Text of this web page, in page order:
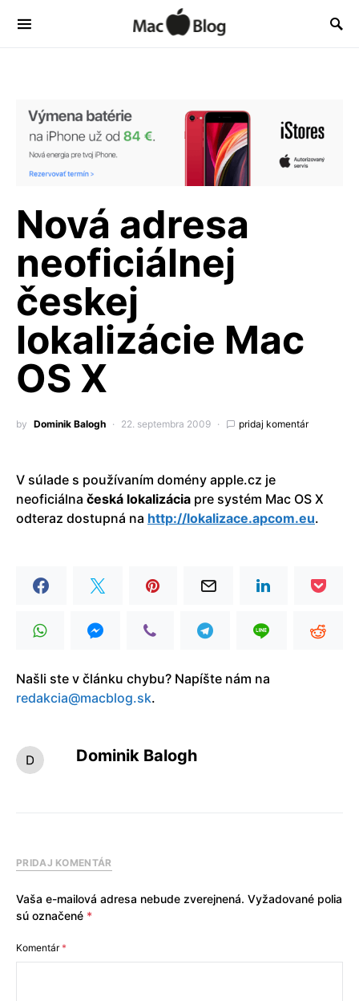
Nová adresa
neoficiálnej
českej
lokalizácie Mac
OS X
by Dominik Balogh 22. septembra 2009 pridaj komentár
V súlade s používaním domény apple.cz je
neoficiálna česká lokalizácia pre systém Mac OS X
odteraz dostupná na http://lokalizace.apcom.eu.
Našli ste v článku chybu? Napíšte nám na
redakcia@macblog.sk.
Dominik Balogh
PRIDAJ KOMENTÁR
Vaša e-mailová adresa nebude zverejnená. Vyžadované polia
sú označené *
Komentár*